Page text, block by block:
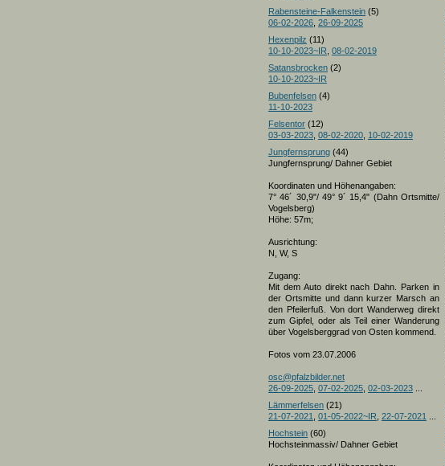
Rabensteine-Falkenstein (5)
06-02-2026 26-09-2025
Hexenpilz (11)
10-10-2023~IR 08-02-2019
Satansbrocken (2)
10-10-2023~IR
Bubenfelsen (4)
11-10-2023
Felsentor (12)
03-03-2023 08-02-2020 10-02-2019
Jungfernsprung (44)
Jungfernsprung/ Dahner Gebiet
Koordinaten und Höhenangaben:
7° 46´ 30,9"/ 49° 9´ 15,4" (Dahn Ortsmitte/
Vogelsberg)
Höhe: 57m;
Ausrichtung:
N, W, S
Zugang:
Mit dem Auto direkt nach Dahn. Parken in
der Ortsmitte und dann kurzer Marsch an
den Pfeilerfuß. Von dort Wanderweg direkt
zum Gipfel, oder als Teil einer Wanderung
über Vogelsberggrad von Osten kommend.
Fotos vom 23.07.2006
osc@pfalzbilder.net
26-09-2025 07-02-2025 02-03-2023
Lämmerfelsen (21)
21-07-2021
01-05-2022~IR 22-07-2021
Hochstein (60)
Hochsteinmassiv/ Dahner Gebiet